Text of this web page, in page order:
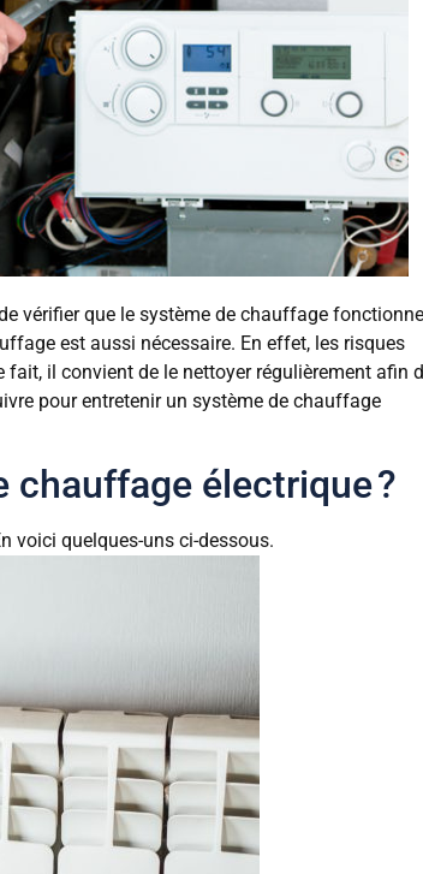
vérifier que le système de chauffage
est aussi nécessaire. En effet, les risques
fait, il convient de le nettoyer régulièrement afin
pour entretenir un système de chauffage
chauffage électrique ?
voici quelques-uns ci-dessous.